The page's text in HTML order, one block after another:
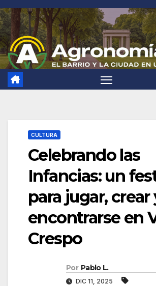
Saltar
al
contenido
CULTURA
Celebrando las
Infancias: un
para jugar, crear
encontrarse en
Crespo
Por Pablo L.
DIC 11, 2025